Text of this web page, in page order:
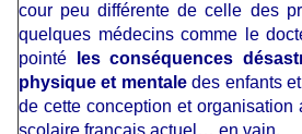
cour peu différente de celle des
quelques médecins comme le
pointé
les conséquences
physique et mentaledes enfants
de cette conception et organisation